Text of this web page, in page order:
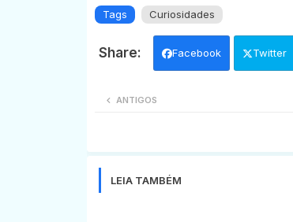
Tags Curiosidades
Facebook Twitter
ANTIGOS
LEIA TAMBÉM